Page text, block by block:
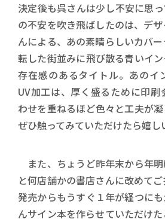
決定後も呉さんは少し不安に思
の不安を吹き飛ばしたのは、デ
んによる、あの素晴らしいカバ
転した街並みに飛び散る青いイ
存在感のあるタイトル。あのイ
UV加工は、厚く盛るために印
わせを重ねるほど色々と工夫が凝
ぜひ触ってみていただけたら嬉し
また、ちょうど昨年末から年
と何店舗かの書店さんに改めてご
発売からもうすぐ１年が経つに
んサイン本を作らせていただけ